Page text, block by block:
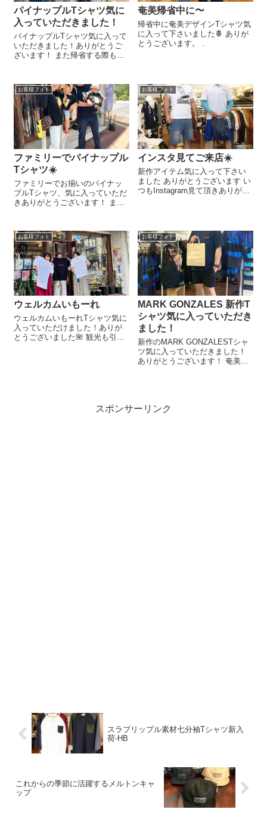
パイナップルTシャツ気に
入っていただきました！
パイナップルTシャツ気に入って
いただきました！ありがとうご
ざいます！ また帰省する際も是
奄美帰省中に〜
帰省中に奄美デザインTシャツ気
に入って下さいました🍍 ありが
とうございます。 .
お客様フォト
ファミリーでパイナップル
Tシャツ☀️
ファミリーでお揃いのパイナッ
プルTシャツ、気に入っていただ
きありがとうございます！ また
お客様フォト
インスタ見てご来店☀️
新作アイテム気に入って下さい
ました ありがとうございます い
つもInstagram見て頂きありがと
お客様フォト
ウェルカムいもーれ
ウェルカムいもーれTシャツ気に
入っていただけました！ありが
とうございました🌺 観光も引き
お客様フォト
MARK GONZALES 新作T
シャツ気に入っていただき
ました！
新作のMARK GONZALESTシャ
ツ気に入っていただきました！
ありがとうございます！ 奄美観
スポンサーリンク
スラブリップル素材七分袖Tシャツ新入
荷-HB
これからの季節に活躍するメルトンキャ
ップ